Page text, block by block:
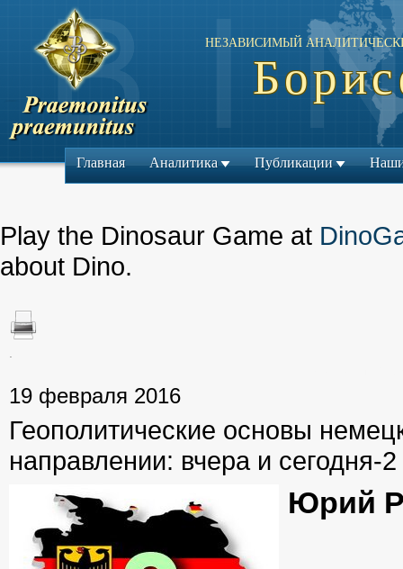
НЕЗАВИСИМЫЙ
Главная Аналитика Публикации
Play the Dinosaur Game at
about Dino.
19 февраля 2016
Геополитические основы
направлении: вчера и сегодня-2
Юрий